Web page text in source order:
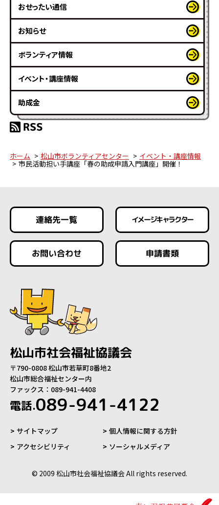
おせったい通信
お知らせ
ボランティア情報
イベント・講座情報
助成金
ホーム 松山市ボランティアセンター
イベント・講座情報
市民活動担い手講座「春の助成申請入門講座」開催！
連絡先一覧 イメージキャラクター
お問い合わせ 申請書類
松山市社会福祉協議会
〒790-0808 松山市若草町8番地2
松山市総合福祉センター内
ファックス：089-941-4408
電話.089-941-4122
サイトマップ
個人情報に関する方針
アクセシビリティ
ソーシャルメディア
© 2009 松山市社会福祉協議会 All rights reserved.